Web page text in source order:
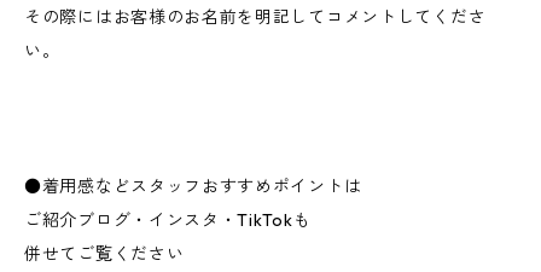
その際にはお客様のお名前を明記してコメントしてくださ
い。
●着用感などスタッフおすすめポイントは
ご紹介ブログ・インスタ・TikTokも
併せてご覧ください